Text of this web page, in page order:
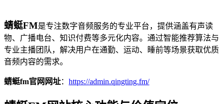
蜻蜓FM是专注数字音频服务的专业平台，提供涵盖有声读
物、广播电台、知识付费等多元化内容。通过智能推荐算法与
专业主播团队，解决用户在通勤、运动、睡前等场景获取优质
音频内容的需求。
蜻蜓fm官网网址： https://admin.qingting.fm/